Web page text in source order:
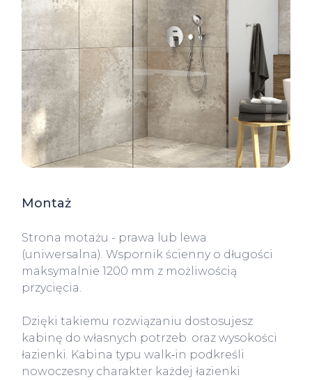
Montaż
Strona motażu - prawa lub lewa
(uniwersalna). Wspornik ścienny o długości
maksymalnie 1200 mm z możliwością
przycięcia.
Dzięki takiemu rozwiązaniu dostosujesz
kabinę do własnych potrzeb. oraz wysokości
łazienki. Kabina typu walk‑in podkreśli
nowoczesny charakter każdej łazienki